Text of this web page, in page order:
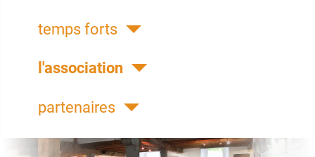
temps forts
l'association
partenaires